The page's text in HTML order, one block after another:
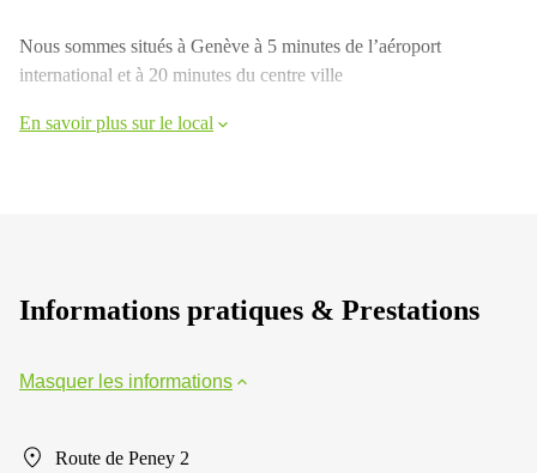
Nous sommes situés à Genève à 5 minutes de l’aéroport
international et à 20 minutes du centre ville
En savoir plus sur le local
Informations pratiques & Prestations
Masquer les informations
Route de Peney 2